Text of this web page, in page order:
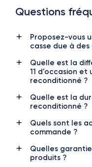
Date de sortie
10/09/2019
Dimensions
150x75.7x8.3 mm
Écran
IPS LCD 6.1 pouces
Nom de la puce
Questions
Proposez-vous
casse due à
Quelle est la
11 d'occasion et
reconditionné ?
Quelle est la
reconditionné ?
Quels sont les
commande ?
Quelles
produits ?